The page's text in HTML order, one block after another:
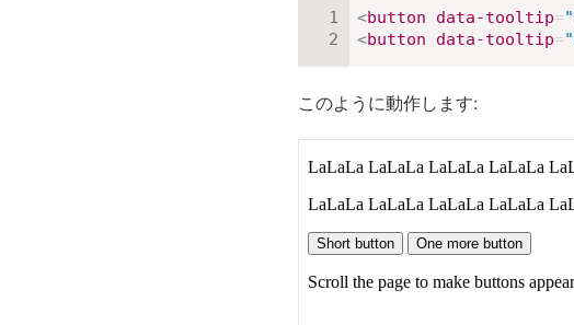
<button data-tooltip="
<button data-tooltip="
このように動作します: